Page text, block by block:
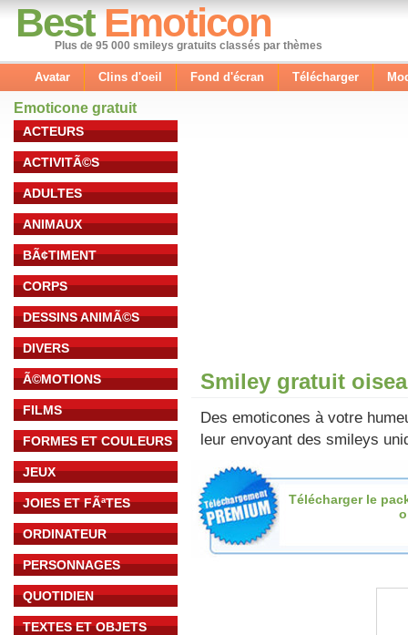
Best Emoticon
Plus de 95 000 smileys gratuits classés par thèmes
Avatar Clins d'oeil Fond d'écran Télécharger
Emoticone gratuit
ACTEURS
ACTIVITÃ©S
ADULTES
ANIMAUX
BÃ¢TIMENT
CORPS
DESSINS ANIMÃ©S
DIVERS
Ã©MOTIONS
FILMS
FORMES ET COULEURS
JEUX
JOIES ET FÃªTES
ORDINATEUR
PERSONNAGES
QUOTIDIEN
TEXTES ET OBJETS
Smiley gratuit
Des emoticones à votre
leur envoyant des smileys
Télécharger le